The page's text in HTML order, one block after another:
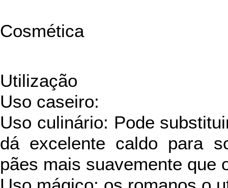
Cosmética
Utilização
Uso caseiro:
Uso culinário: Pode
dá excelente caldo para
pães mais suavemente que